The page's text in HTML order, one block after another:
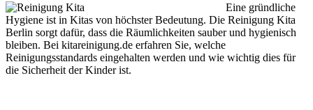
Eine gründliche
Hygiene ist in Kitas von höchster Bedeutung. Die Reinigung Kita
Berlin sorgt dafür, dass die Räumlichkeiten sauber und hygienisch
bleiben. Bei kitareinigung.de erfahren Sie, welche
Reinigungsstandards eingehalten werden und wie wichtig dies für
die Sicherheit der Kinder ist.